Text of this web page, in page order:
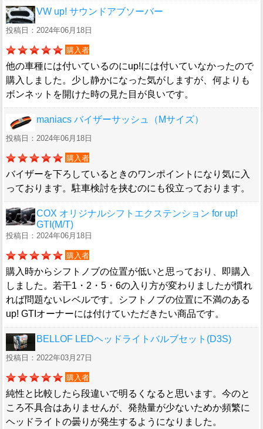
VW up! サウンドアブソーバー
投稿日：2024年06月18日
購入者
他の車種には付いているのにup!には付いていなかったので
購入しました。少し静かになった気がしますが、何よりも
ボンネットを開けた時の見た目が良いです。
maniacs バイザーサッシュ（Mサイズ）
投稿日：2024年06月18日
購入者
バイザーを下ろしているときのワンポイントになり気に入
っております。駐車検討を挟むのにも役立っております。
COX オリジナルシフトエクステンション for up!
GTI(M/T)
投稿日：2024年06月18日
購入者
購入時からシフトノブの位置が低いと思っており、即購入
しました。若干1・2・5・6の入り方が変わりましたが慣れ
れば問題ないレベルです。シフトノブの位置に不満のある
up! GTIオーナーには付けていただきたい商品です。
BELLOF LEDヘッドライトバルブセット(D3S)
投稿日：2022年03月27日
購入者
純性と比較したら段違いで明るくなると思います。今のと
ころ不具合はありませんが、発熱量が少ないためか頻繁に
ヘッドライトの曇りが発生するようになりました。